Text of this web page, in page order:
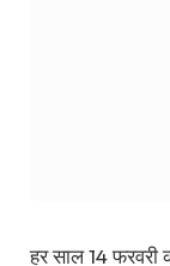
हर साल 14 फरवरी